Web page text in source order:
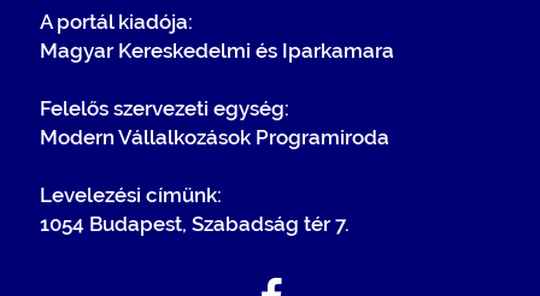
A portál kiadója:
Magyar Kereskedelmi és Iparkamara
Felelős szervezeti egység:
Modern Vállalkozások Programiroda
Levelezési címünk:
1054 Budapest, Szabadság tér 7.